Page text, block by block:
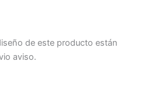
de este producto están
aviso.